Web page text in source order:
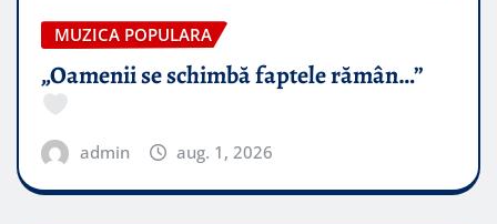
MUZICA POPULARA
„Oamenii se schimbă faptele rămân…”
admin aug. 1, 2026